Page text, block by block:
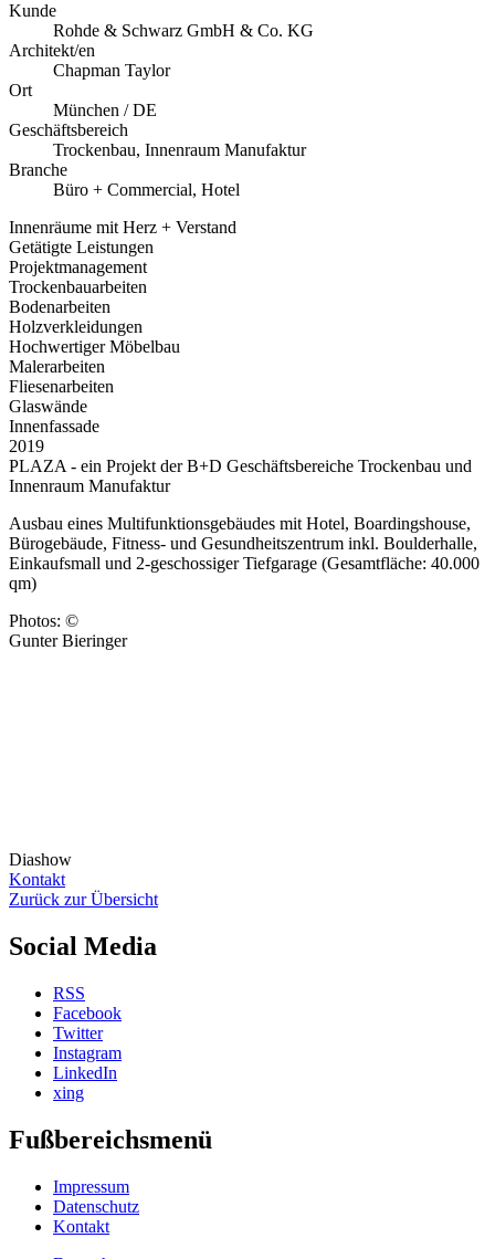
Kunde
Rohde & Schwarz GmbH & Co. KG
Architekt/en
Chapman Taylor
Ort
München / DE
Geschäftsbereich
Trockenbau, Innenraum Manufaktur
Branche
Büro + Commercial, Hotel
Innenräume mit Herz + Verstand
Getätigte Leistungen
Projektmanagement
Trockenbauarbeiten
Bodenarbeiten
Holzverkleidungen
Hochwertiger Möbelbau
Malerarbeiten
Fliesenarbeiten
Glaswände
Innenfassade
2019
PLAZA - ein Projekt der B+D Geschäftsbereiche Trockenbau und
Innenraum Manufaktur
Ausbau eines Multifunktionsgebäudes mit Hotel, Boardingshouse,
Bürogebäude, Fitness- und Gesundheitszentrum inkl. Boulderhalle,
Einkaufsmall und 2-geschossiger Tiefgarage (Gesamtfläche: 40.000
qm)
Photos: ©
Gunter Bieringer
Diashow
Kontakt
Zurück zur Übersicht
Social Media
RSS
Facebook
Twitter
Instagram
LinkedIn
xing
Fußbereichsmenü
Impressum
Datenschutz
Kontakt